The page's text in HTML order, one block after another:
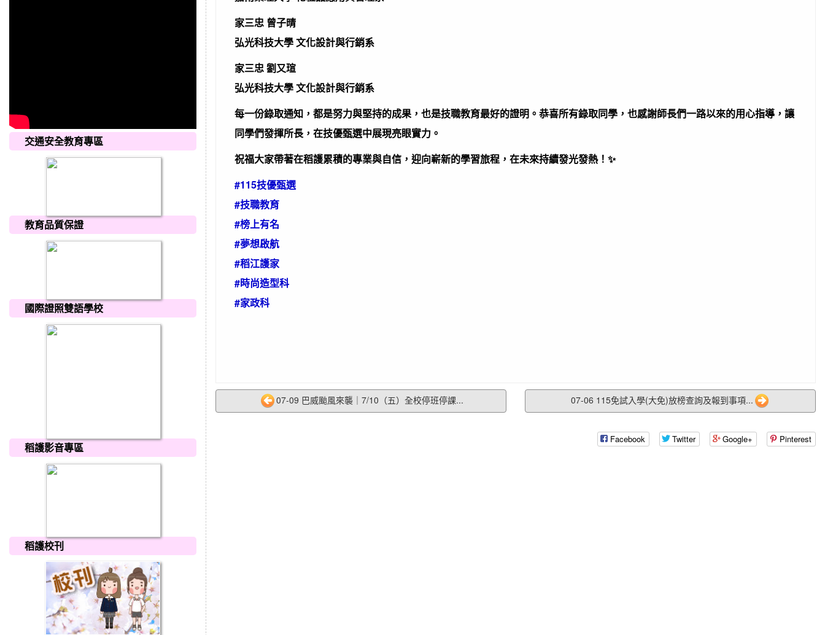
家三忠 曾子晴
弘光科技大學 文化設計與行銷系
家三忠劉又瑄
弘光科技大學 文化設計與行銷系
每一份錄取通知，都是努力與堅持的成果，也是技職教育最好的證明。恭喜所有錄取同學，也感謝師長們一路以來的用心指導，讓
同學們發揮所長，在技優甄選中展現亮眼實力。
祝福大家帶著在稻護累積的專業與自信，迎向嶄新的學習旅程，在未來持續發光發熱！✨
#115技優甄選
#技職教育
#榜上有名
#夢想啟航
#稻江護家
#時尚造型科
#家政科
07-09 巴威颱風來襲｜7/10（五）全校停班停課... 07-06 115免試入學(大免)放榜查詢及報到事項...
Facebook Twitter Google+ Pinterest
交通安全教育專區
教育品質保證
國際證照雙語學校
稻護影音專區
稻護校刊